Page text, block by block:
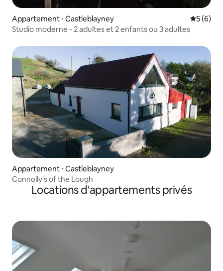
Appartement ⋅ Castleblayney
5 (6)
Studio moderne - 2 adultes et 2 enfants ou 3 adultes
Appartement ⋅ Castleblayney
Connolly's of the Lough
Locations d'appartements privés